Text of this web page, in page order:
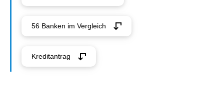
56 Banken im Vergleich
Kreditantrag